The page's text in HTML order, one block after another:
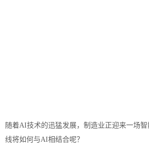
随着AI技术的迅猛发展，制造业正迎来一场
线将如何与AI相结合呢？